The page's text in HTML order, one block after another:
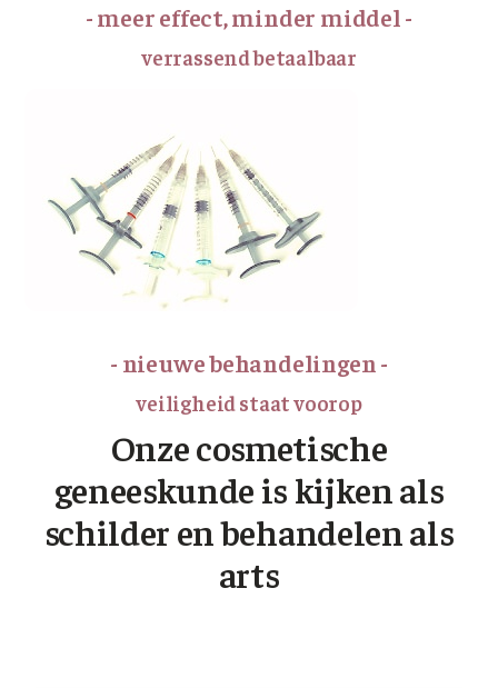
- meer effect, minder middel -
verrassend betaalbaar
- nieuwe behandelingen -
veiligheid staat voorop
Onze cosmetische
geneeskunde is kijken als
schilder en behandelen als
arts